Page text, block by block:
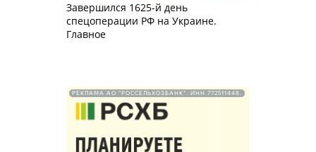
Завершился 1625-й день
спецоперации РФ на Украине.
Главное
РЕКЛАМА АО "РОССЕЛЬХОЗБАНК". ИНН 772511448.